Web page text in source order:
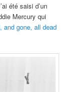
été saisi d’un
Mercury qui
and gone, all dead